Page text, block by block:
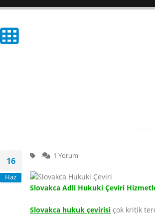
16
Haz
1 Yorum
Slovakca Adli Hukuki Çeviri
Slovakca hukuk çevirisi çok kritik